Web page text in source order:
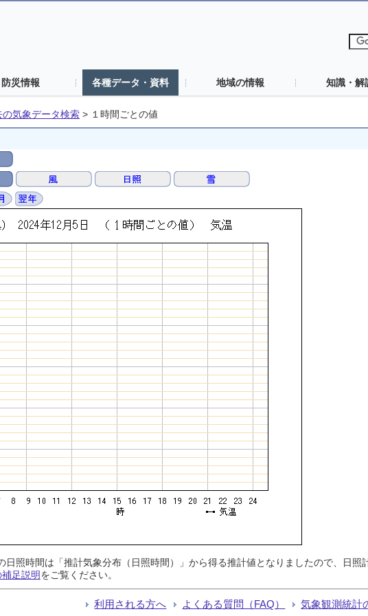
防災情報 各種データ・資料 地域の情報 知識・解
の気象データ検索 > １時間ごとの値
日照時間は「推計気象分布（日照時間）」から得る推計値となりましたので、日照
足説明をご覧ください。
利用される方へ よくある質問（FAQ） 気象観測統計